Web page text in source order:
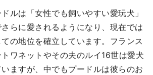
ルは「女性でも飼いやすい愛玩犬」
らに愛されるようになり、現在では
の地位を確立しています。フランス
ワネットやその夫のルイ16世は愛犬
ますが、中でもプードルは彼らのお